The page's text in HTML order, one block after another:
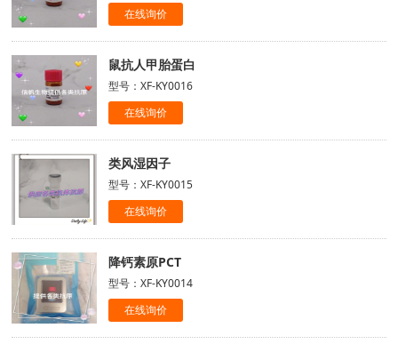
在线询价
鼠抗人甲胎蛋白
型号：XF-KY0016
在线询价
类风湿因子
型号：XF-KY0015
在线询价
降钙素原PCT
型号：XF-KY0014
在线询价